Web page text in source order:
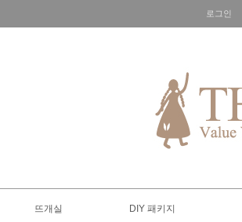
로그인
뜨개실 DIY 패키지